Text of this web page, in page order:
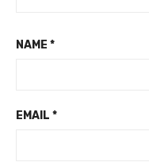
NAME *
EMAIL *